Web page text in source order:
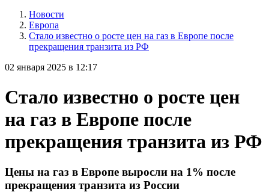
Новости
Европа
Стало известно о росте цен на газ в Европе после
прекращения транзита из РФ
02 января 2025 в 12:17
Стало известно о росте цен
на газ в Европе после
прекращения транзита из РФ
Цены на газ в Европе выросли на 1% после
прекращения транзита из России